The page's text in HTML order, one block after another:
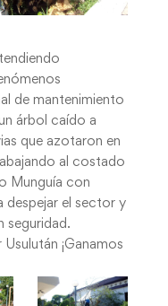
de mantenimiento
árbol caído a
que azotaron en
al costado
Munguía con
despejar el sector y
seguridad.
¡Ganamos